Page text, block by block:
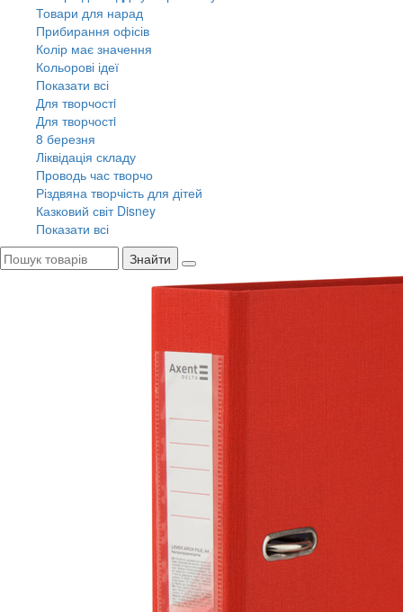
Товари для нарад
Прибирання офісів
Колір має значення
Кольорові ідеї
Показати всі
Для творчостi
Для творчостi
8 березня
Ліквідація складу
Проводь час творчо
Різдвяна творчість для дітей
Казковий світ Disney
Показати всі
Знайти